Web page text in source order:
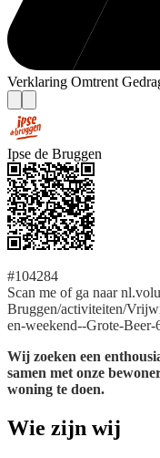
Verklaring Omtrent
Ipse de Bruggen
#104284
Scan me of ga naar
Bruggen/activiteiten/
en-weekend--Grote-Beer-
Wij zoeken een
samen met onze
woning te doen.
Wie zijn wij